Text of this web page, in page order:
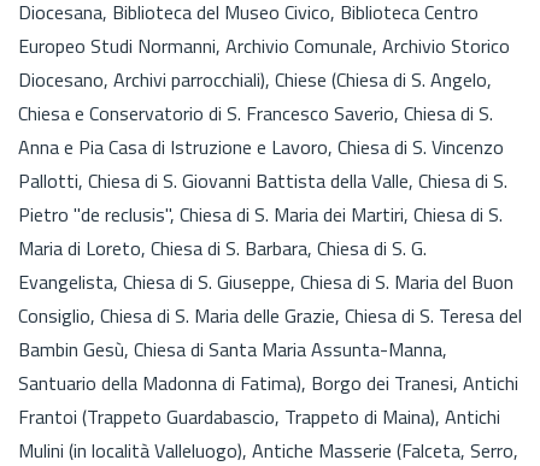
Diocesana, Biblioteca del Museo Civico, Biblioteca Centro
Europeo Studi Normanni, Archivio Comunale, Archivio Storico
Diocesano, Archivi parrocchiali), Chiese (Chiesa di S. Angelo,
Chiesa e Conservatorio di S. Francesco Saverio, Chiesa di S.
Anna e Pia Casa di Istruzione e Lavoro, Chiesa di S. Vincenzo
Pallotti, Chiesa di S. Giovanni Battista della Valle, Chiesa di S.
Pietro "de reclusis", Chiesa di S. Maria dei Martiri, Chiesa di S.
Maria di Loreto, Chiesa di S. Barbara, Chiesa di S. G.
Evangelista, Chiesa di S. Giuseppe, Chiesa di S. Maria del Buon
Consiglio, Chiesa di S. Maria delle Grazie, Chiesa di S. Teresa del
Bambin Gesù, Chiesa di Santa Maria Assunta-Manna,
Santuario della Madonna di Fatima), Borgo dei Tranesi, Antichi
Frantoi (Trappeto Guardabascio, Trappeto di Maina), Antichi
Mulini (in località Valleluogo), Antiche Masserie (Falceta, Serro,